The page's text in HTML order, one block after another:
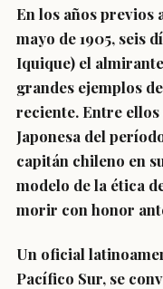
En los años previos
mayo de 1905, seis
Iquique) el
grandes ejemplos
reciente. Entre
Japonesa del
capitán chileno en
modelo de la ética
morir con honor
Un oficial
Pacífico Sur, se